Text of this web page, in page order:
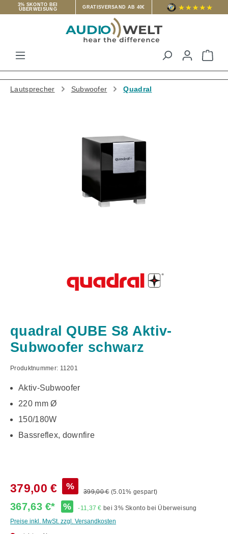
3% SKONTO BEI
ÜBERWEISUNG
GRATISVERSAND AB 40€
Lautsprecher Subwoofer Quadral
quadral QUBE S8 Aktiv-
Subwoofer schwarz
Produktnummer: 11201
Aktiv-Subwoofer
220 mm Ø
150/180W
Bassreflex, downfire
379,00 € %
399,00 € (5.01% gespart)
367,63 €* % -11,37 € bei 3% Skonto bei Überweisung
Preise inkl. MwSt. zzgl. Versandkosten